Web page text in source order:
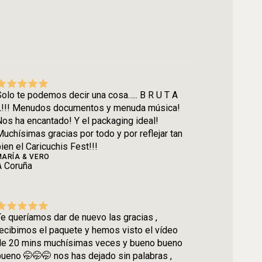
te podemos decir una cosa….. B R U T A
Menudos documentos y menuda música!
ha encantado! Y el packaging ideal!
gracias por todo y por reflejar tan
el Caricuchis Fest!!!
& VERO
Coruña
queríamos dar de nuevo las gracias ,
el paquete y hemos visto el vídeo
20 mins muchísimas veces y bueno bueno
🤭🤭🤭 nos has dejado sin palabras ,